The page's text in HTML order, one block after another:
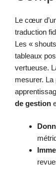
Le cœur
traduction
Les «
tableaux
vertueuse.
mesurer.
de gestion